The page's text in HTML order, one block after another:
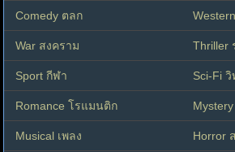
Comedy ตลก
War สงคราม Thriller
Sport กีฬา Sci-Fi
Romance โรแมนติก
Musical เพลง Horror